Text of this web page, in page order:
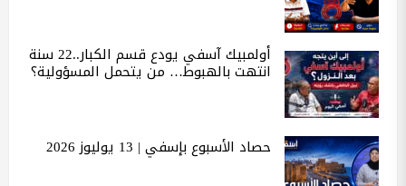
أولمبيك آسفي يودع قسم الكبار..22 سنة
انتهت بالهبوط… من يتحمل المسؤولية؟
حصاد الأسبوع بإسفي | 13 يوليوز 2026